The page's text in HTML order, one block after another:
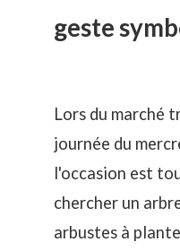
geste
Lors du marché
journée du
l'occasion est
chercher un
arbustes à